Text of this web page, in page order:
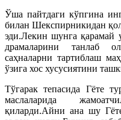
Ўша пайтдаги кўпгина
билан Шекспирникидан
эди.Лекин шунга қарамай
драмаларини танлаб
саҳналарни тартиблаш
ўзига хос хусусиятини
Тўгарак тепасида Гёте
маслаларида
қиларди.Айни ана шу